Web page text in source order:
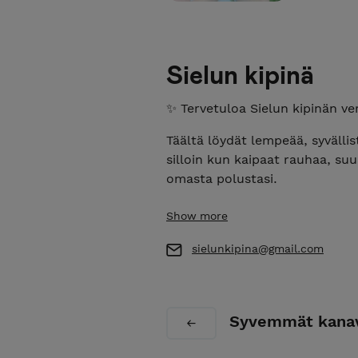
Sielun kipinä
✨ Tervetuloa Sielun kipinän
Täältä löydät lempeää,
silloin kun kaipaat rauhaa,
omasta polustasi.
Olitpa uuden alussa,
digitaalisia tukituotteita.
vaiheisiin.
Show more
sielunkipina@gmail.com
Syvemmät